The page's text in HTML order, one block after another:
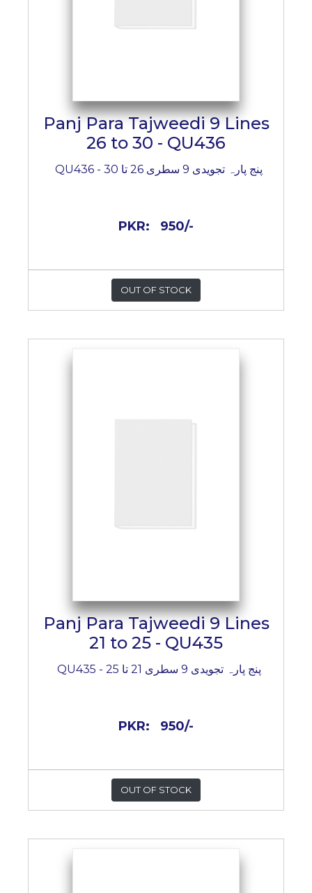
Panj Para Tajweedi 9 Lines
26 to 30 - QU436
پنج پارہ تجویدی 9 سطری 26 تا 30 - QU436
PKR: 950/-
OUT OF STOCK
Panj Para Tajweedi 9 Lines
21 to 25 - QU435
پنج پارہ تجویدی 9 سطری 21 تا 25 - QU435
PKR: 950/-
OUT OF STOCK